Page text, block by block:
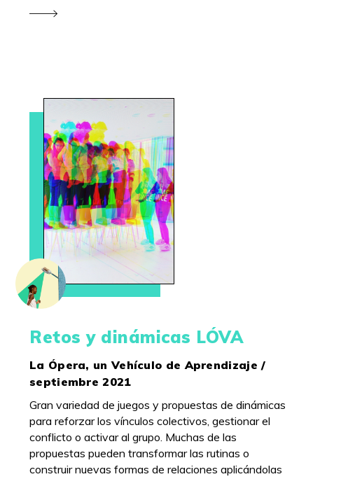
Retos y dinámicas LÓVA
La Ópera, un Vehículo de Aprendizaje /
septiembre 2021
Gran variedad de juegos y propuestas de dinámicas
para reforzar los vínculos colectivos, gestionar el
conflicto o activar al grupo. Muchas de las
propuestas pueden transformar las rutinas o
construir nuevas formas de relaciones aplicándolas